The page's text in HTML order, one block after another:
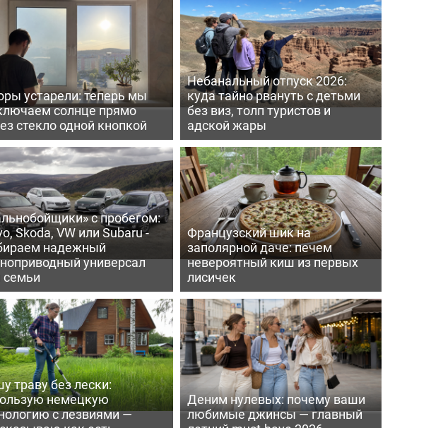
устарели: теперь мы
солнце прямо
стекло одной кнопкой
Небанальный отпуск 2026:
куда тайно рвануть с детьми
без виз, толп туристов и
адской жары
с пробегом:
Skoda, VW или Subaru -
надежный
универсал
семьи
Французский шик на
заполярной даче: печем
невероятный киш из первых
лисичек
траву без лески:
немецкую
с лезвиями —
Деним нулевых: почему ваши
любимые джинсы — главный